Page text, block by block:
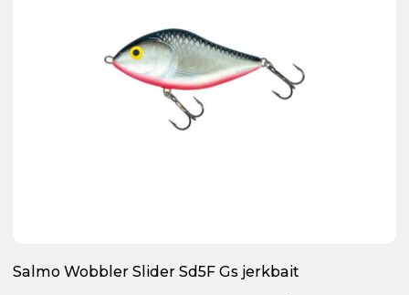
Salmo Wobbler Slider Sd5F Gs jerkbait